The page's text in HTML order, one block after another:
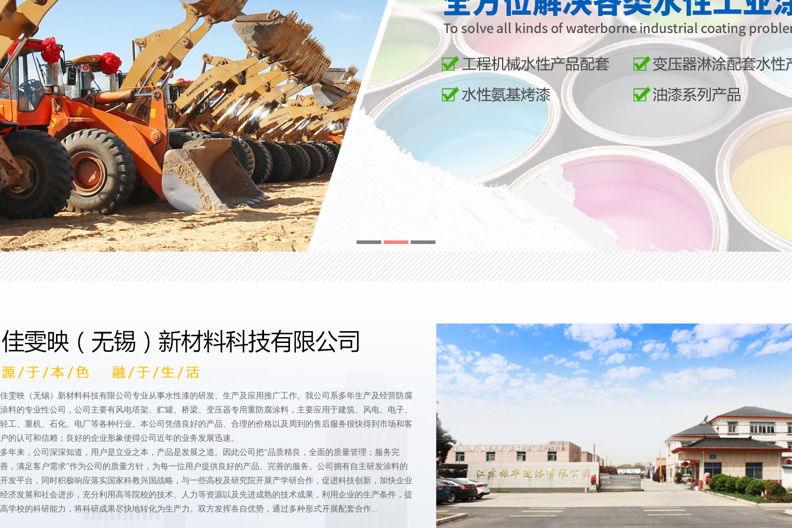
佳雯映（无锡）新材料科技有限公司专业从事水性漆的研发、生产及应用推广工作。我公司系多年生产及经营防腐
涂料的专业性公司，公司主要有风电塔架、贮罐、桥梁、变压器专用重防腐涂料，主要应用于建筑、风电、电子、
轻工、重机、石化、电厂等各种行业。本公司凭借良好的产品、合理的价格以及周到的售后服务很快得到市场和客
户的认可和信赖；良好的企业形象使得公司近年的业务发展迅速。
多年来，公司深深知道，用户是立业之本，产品是发展之道。因此公司把“品质精良， 全面的质量管理；服务完
善，满足客户需求”作为公司的质量方针，为每一位用户提供良好的产品、完善的服务。公司拥有自主研发涂料的
开发平台，同时积极响应落实国家科教兴国战略，与一些高校及研究院开展产学研合作，促进科技创新，加快企业
经济发展和社会进步，充分利用高等院校的技术、人力等资源以及先进成熟的技术成果，利用企业的生产条件，提
高学校的科研能力，将科研成果尽快地转化为生产力。双方发挥各自优势，通过多种形式开展配套合作...